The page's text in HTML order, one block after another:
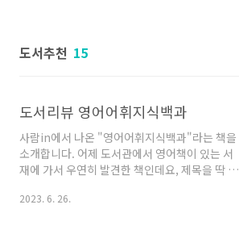
도서추천 15
도서리뷰 영어어휘지식백과
사람in에서 나온 "영어어휘지식백과"라는 책을
소개합니다. 어제 도서관에서 영어책이 있는 서
재에 가서 우연히 발견한 책인데요, 제목을 딱 보
려한 문구가 없이 조금 무미 건조한 제목이 오히
2023. 6. 26.